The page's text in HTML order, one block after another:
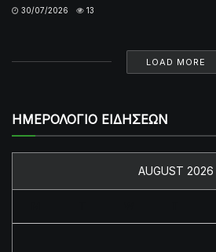
30/07/2026 13
LOAD MORE
ΗΜΕΡΟΛΟΓΙΟ ΕΙΔΗΣΕΩΝ
AUGUST 2026